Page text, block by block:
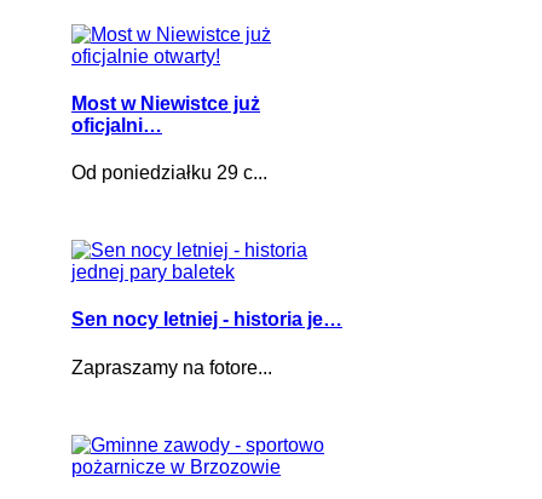
Most w Niewistce już
oficjalni…
Od poniedziałku 29 c...
Sen nocy letniej - historia je…
Zapraszamy na fotore...